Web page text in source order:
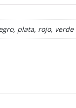
plata, rojo, verde